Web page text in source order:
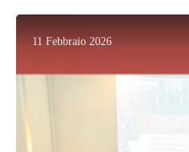
11 Febbraio 2026